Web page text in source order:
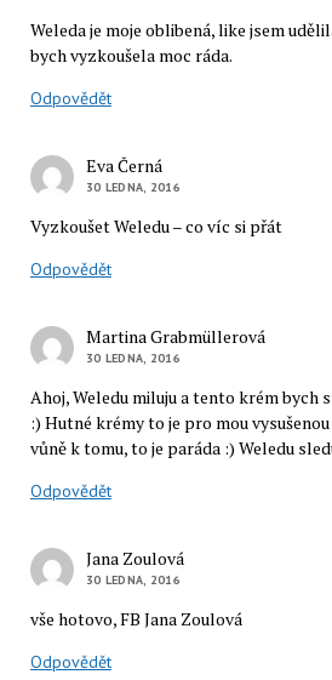
Weleda je moje oblibená, like jsem
bych vyzkoušela moc ráda.
Odpovědět
Eva Černá
30 LEDNA, 2016
Vyzkoušet Weledu – co víc si přát
Odpovědět
Martina Grabmüllerová
30 LEDNA, 2016
Ahoj, Weledu miluju a tento krém bych
:) Hutné krémy to je pro mou
vůně k tomu, to je paráda :) Weledu
Odpovědět
Jana Zoulová
30 LEDNA, 2016
vše hotovo, FB Jana Zoulová
Odpovědět